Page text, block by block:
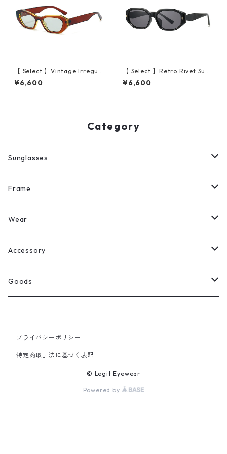
【 Select 】Vintage Irregula
r Cat Eye Sunglasses (Brow
n/Lt Green)
¥6,600
【 Select 】Retro Rivet Sun
glasses (Black/Grey）
¥6,600
Category
Sunglasses
All
Legit Eyewear
Select
Frame
ボストン
ウェリントン
スクエア
ラウンド
Wear
All
Tee
Sewat
Accessory
Ring
Silver
Bracelet
Goods
Cap
プライバシーポリシー
特定商取引法に基づく表記
© Legit Eyewear
Powered by